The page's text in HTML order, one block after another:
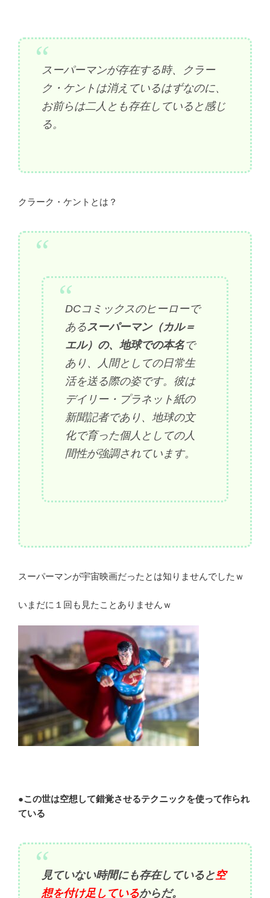
スーパーマンが存在する時、クラー
ク・ケントは消えているはずなのに、
お前らは二人とも存在していると感じ
る。
クラーク・ケントとは？
DCコミックスのヒーローで
あるスーパーマン（カル＝
エル）の、地球での本名で
あり、人間としての日常生
活を送る際の姿です。彼は
デイリー・プラネット紙の
新聞記者であり、地球の文
化で育った個人としての人
間性が強調されています。
スーパーマンが宇宙映画だったとは知りませんでしたｗ
いまだに１回も見たことありませんｗ
●この世は空想して錯覚させるテクニックを使って作られ
ている
見ていない時間にも存在していると空
想を付け足しているからだ。